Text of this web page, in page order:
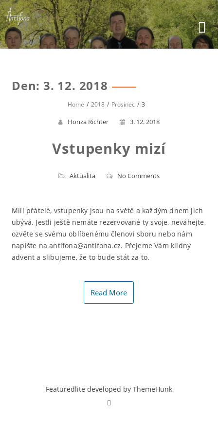
Skip
to
content
Den: 3. 12. 2018
Home 2018 Prosinec 3
Honza Richter 3. 12. 2018
Vstupenky mizí
Aktualita No Comments
Milí přátelé, vstupenky jsou na světě a každým dnem jich
ubývá. Jestli ještě nemáte rezervované ty svoje, neváhejte,
ozvěte se svému oblíbenému členovi sboru nebo nám
napište na antifona@antifona.cz. Přejeme Vám klidný
advent a slibujeme, že to bude stát za to.
Read More
Featuredlite developed by ThemeHunk